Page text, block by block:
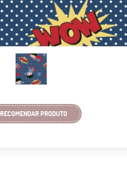
RECOMENDAR PRODUTO